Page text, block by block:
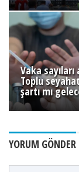
Vaka sayıları
Toplu
şartı mı
YORUM GÖNDER